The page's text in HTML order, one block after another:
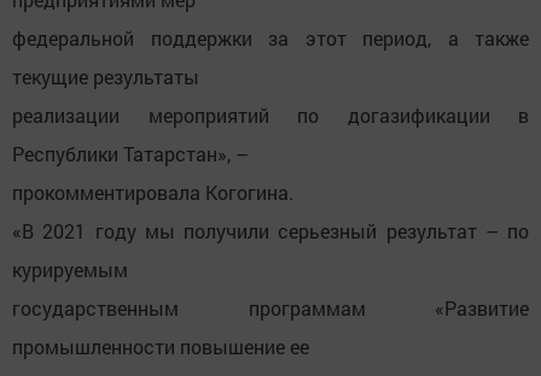
федеральной поддержки за этот период, а также
текущие результаты
реализации мероприятий по догазификации в
Республики Татарстан», –
прокомментировала Когогина.
«В 2021 году мы получили серьезный результат – по
курируемым
государственным программам «Развитие
промышленности повышение ее